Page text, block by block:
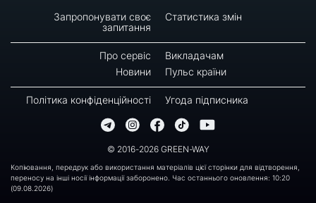
Запропонувати своє
запитання
Статистика змін
Про сервіс
Викладачам
Новини
Пульс країни
Політика конфіденційності Угода підписника
© 2016-2026 GREEN-WAY
Копіювання, передрук або використання матеріалів цієї сторінки для відтворення,
переносу на інші носії інформації заборонено. Час останнього оновлення: 10:20
(09.08.2026)